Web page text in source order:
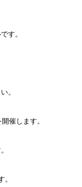
す。
。
催します。